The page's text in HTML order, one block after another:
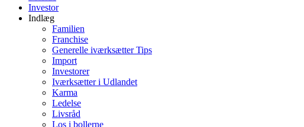
Investor
Indlæg
Familien
Franchise
Generelle iværksætter Tips
Import
Investorer
Iværksætter i Udlandet
Karma
Ledelse
Livsråd
Los i bollerne